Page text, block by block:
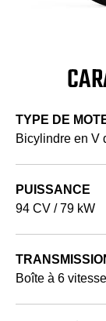
TYPE DE
Bicylindre en V
PUISSANCE
94 CV / 79 kW
Boîte à 6